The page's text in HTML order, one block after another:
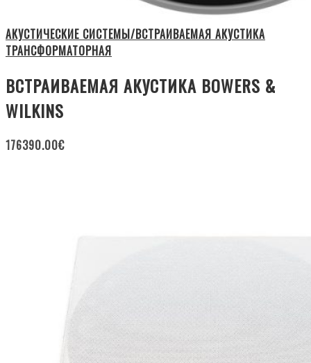
АКУСТИЧЕСКИЕ СИСТЕМЫ/ВСТРАИВАЕМАЯ АКУСТИКА
ТРАНСФОРМАТОРНАЯ
ВСТРАИВАЕМАЯ АКУСТИКА BOWERS &
WILKINS
176390.00€